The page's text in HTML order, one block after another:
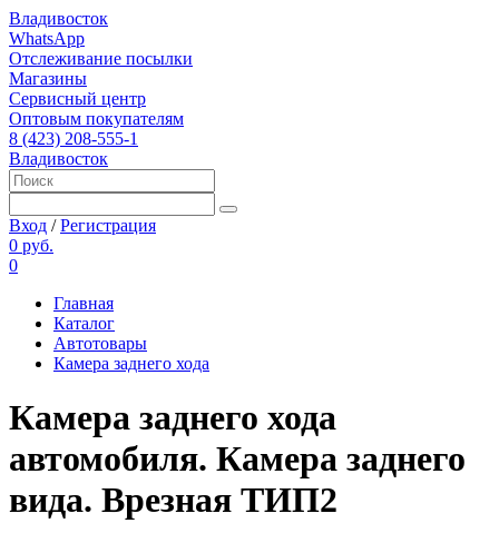
Владивосток
WhatsApp
Отслеживание посылки
Магазины
Сервисный центр
Оптовым покупателям
8 (423) 208-555-1
Владивосток
Вход /Регистрация
0 руб.
0
Главная
Каталог
Автотовары
Камера заднего хода
Камера заднего хода
автомобиля. Камера заднего
вида. Врезная ТИП2